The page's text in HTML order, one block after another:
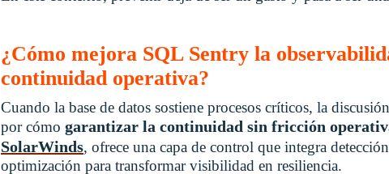
¿Cómo mejora SQL Sentry la
continuidad operativa?
Cuando la base de datos sostiene procesos críticos, la
por cómo garantizar la continuidad sin fricción
SolarWinds, ofrece una capa de control que integra
optimización para transformar visibilidad en resiliencia.